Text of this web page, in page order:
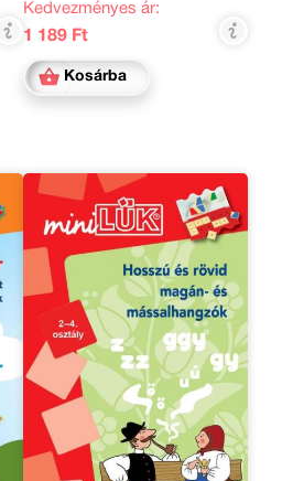
Kedvezményes ár:
1 189 Ft
Kosárba